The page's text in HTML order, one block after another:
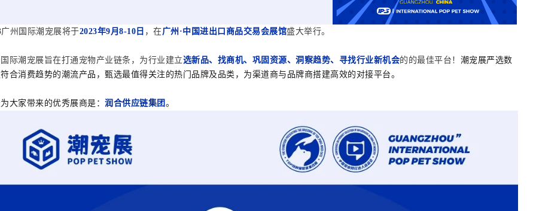
广州国际潮宠展将于2023年9月8-10日 ，在广州·中国进出口商品交易会展馆盛大举行。
际潮宠展旨在打通宠物产业链条，为行业建立选新品、找商机、巩固资源、洞察趋势、寻找行业新机会的的最佳平台！ 潮宠展严选数
符合消费趋势的潮流产品，甄选最值得关注的热门品牌及品类，为渠道商与品牌商搭建高效的对接平台。
大家带来的优秀展商是： 润合供应链集团 。